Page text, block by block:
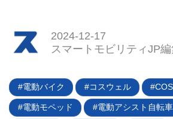
リティに試乗
ており、スタ
車メーカーま
一種のタタメ
いるICOMAが
ィで特定小型
2024-12-17
スマートモビリティJP
電動バイク コスウェル
電動モペッド 電動アシスト自転車